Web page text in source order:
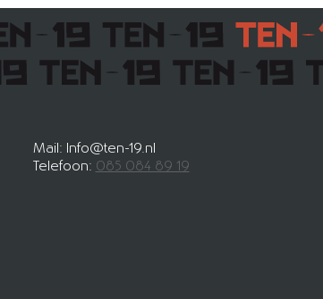
Mail: Info@ten-19.nl
Telefoon: 085 084 89 19